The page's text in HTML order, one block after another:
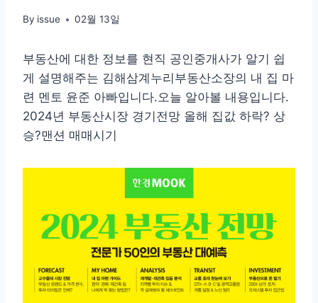
By issue 02월 13일
부동산에 대한 정보를 현직 공인중개사가 알기 쉽
게 설명해주는 김해삼계누리부동산소장의 내 집 마
련 멘토 윤준 아빠입니다.오늘 알아볼 내용입니다.
2024년 부동산시장 경기전망 올해 집값 하락? 상
승?맨션 매매시기